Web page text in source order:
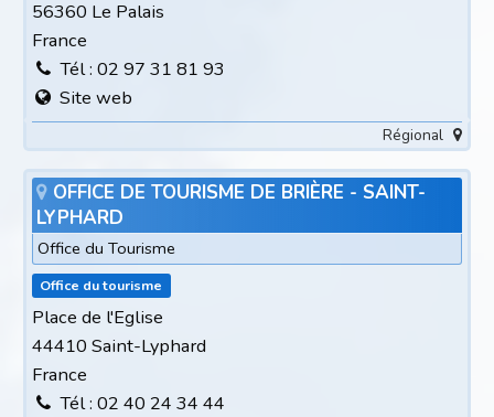
56360 Le Palais
France
Tél : 02 97 31 81 93
Site web
Régional
OFFICE DE TOURISME DE BRIÈRE - SAINT-
LYPHARD
Office du Tourisme
Office du tourisme
Place de l'Eglise
44410 Saint-Lyphard
France
Tél : 02 40 24 34 44